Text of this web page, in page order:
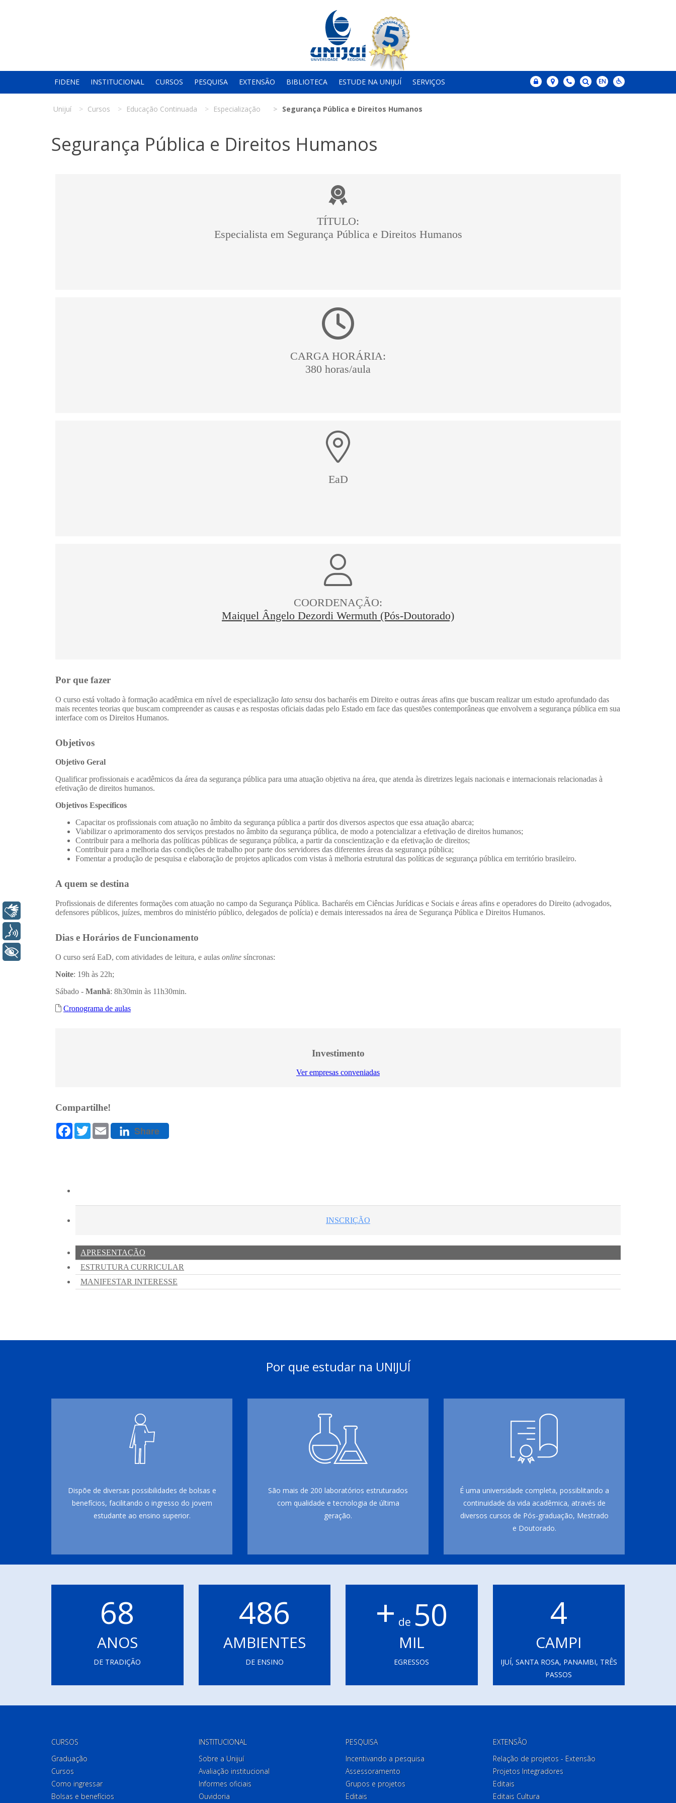
FIDENE INSTITUCIONAL CURSOS PESQUISA EXTENSÃO BIBLIOTECA ESTUDE NA UNIJUÍ SERVIÇOS
Unijuí Cursos Educação Continuada Especialização Segurança Pública e Direitos Humanos
Segurança Pública e Direitos Humanos
Por que estudar na UNIJUÍ
Dispõe de diversas possibilidades de bolsas e
benefícios, facilitando o ingresso do jovem
estudante ao ensino superior.
São mais de 200 laboratórios estruturados
com qualidade e tecnologia de última
geração.
É uma universidade completa, possiblitando a
continuidade da vida acadêmica, através de
diversos cursos de Pós-graduação, Mestrado
e Doutorado.
68
ANOS
DE TRADIÇÃO
486
AMBIENTES
DE ENSINO
+ de 50
MIL
EGRESSOS
4
CAMPI
IJUÍ, SANTA ROSA, PANAMBI, TRÊS
PASSOS
CURSOS
Graduação
Cursos
Como ingressar
Bolsas e benefícios
INSTITUCIONAL
Sobre a Unijuí
Avaliação institucional
Informes oficiais
Ouvidoria
PESQUISA
Incentivando a pesquisa
Assessoramento
Grupos e projetos
Editais
EXTENSÃO
Relação de projetos - Extensão
Projetos Integradores
Editais
Editais Cultura
+ Acessibilidade